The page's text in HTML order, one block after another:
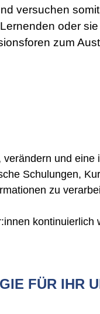
versuchen
oder
zum
und
Schulungen,
zu
FÜR IHR